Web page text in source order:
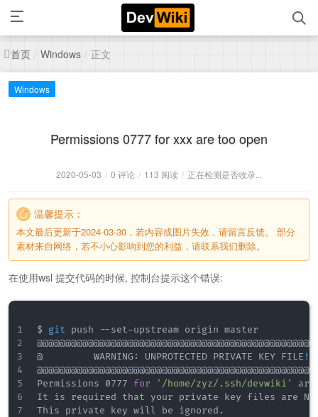
首页 / Windows / 正文
Windows
Permissions 0777 for xxx are too open
2020-05-03 / 0 评论 / 113 阅读 / 正在检测是否收录...
温馨提示：
本文最后更新于2024-03-30，若内容或图片失效，请留言反馈。 部分
素材来自网络，若不小心影响到您的利益，请联系我们删除。
在使用wsl 提交代码的时候, 控制台提示这个错误:
$ git push --set-upstream origin master
@         WARNING: UNPROTECTED PRIVATE KEY FILE !
Permissions 0777 for '/home/zyz/.ssh/devwiki'
It is required that your private key files are
This private key will be ignored.